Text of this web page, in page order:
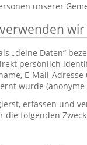
unserer
„deine Daten“
persönlich
E-Mail-
wurde (anonyme
erfassen und
die folgenden